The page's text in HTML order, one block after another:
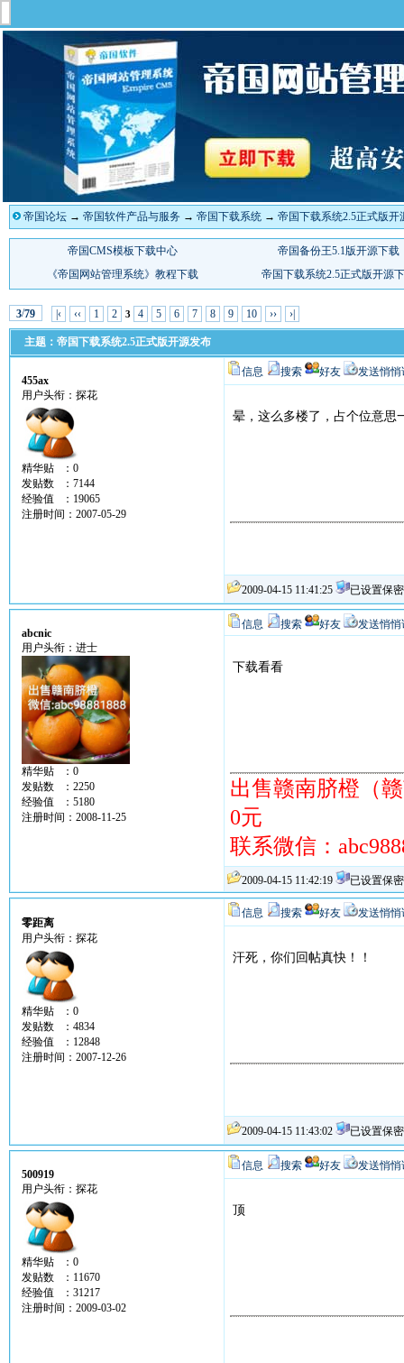
帝国论坛 → 帝国软件产品与服务 → 帝国下载系统 → 帝国下载系统2.5正式版开
3/79 |‹ ‹‹ 1 2 3 4 5 6 7 8 9 10 ›› ›|
主题：帝国下载系统2.5正式版开源发布
455ax
用户头衔：探花
精华贴 ：0
发贴数 ：7144
经验值 ：19065
注册时间：2007-05-29
信息 搜索 好友 发送悄悄
晕，这么多楼了，占个位意思
2009-04-15 11:41:25 已设置保密
abcnic
用户头衔：进士
精华贴 ：0
发贴数 ：2250
经验值 ：5180
注册时间：2008-11-25
信息 搜索 好友 发送悄悄
下载看看
出售赣南脐橙（
0元
联系微信：
2009-04-15 11:42:19 已设置保密
零距离
用户头衔：探花
精华贴 ：0
发贴数 ：4834
经验值 ：12848
注册时间：2007-12-26
信息 搜索 好友 发送悄悄
汗死，你们回帖真快！！
2009-04-15 11:43:02 已设置保密
500919
用户头衔：探花
精华贴 ：0
发贴数 ：11670
经验值 ：31217
注册时间：2009-03-02
信息 搜索 好友 发送悄悄
顶